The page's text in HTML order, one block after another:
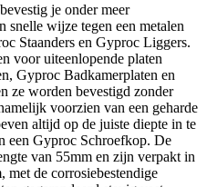
je onder meer
snelle wijze tegen een metalen
Staanders en Gyproc Liggers.
voor uiteenlopende platen
Gyproc Badkamerplaten en
ze worden bevestigd zonder
voorzien van een geharde
altijd op de juiste diepte in te
een Gyproc Schroefkop. De
van 55mm en zijn verpakt in
met de corrosiebestendige